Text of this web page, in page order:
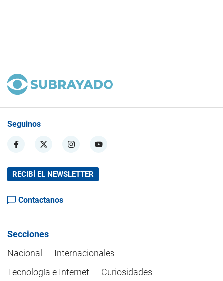
Seguinos
RECIBÍ EL NEWSLETTER
Contactanos
Secciones
Nacional
Internacionales
Tecnología e Internet
Curiosidades